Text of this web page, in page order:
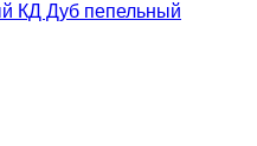
КД Дуб пепельный